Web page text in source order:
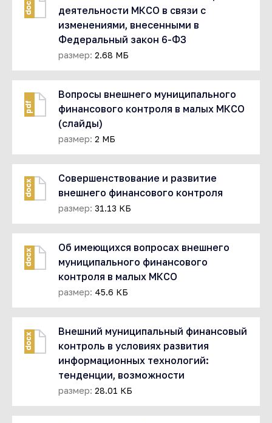
docx
деятельности МКСО в связи с
изменениями, внесенными в
Федеральный закон 6-ФЗ
размер: 2.68 МБ
pdf
Вопросы внешнего муниципального
финансового контроля в малых МКСО
(слайды)
размер: 2 МБ
docx
Совершенствование и развитие
внешнего финансового контроля
размер: 31.13 КБ
docx
Об имеющихся вопросах внешнего
муниципального финансового
контроля в малых МКСО
размер: 45.6 КБ
docx
Внешний муниципальный финансовый
контроль в условиях развития
информационных технологий:
тенденции, возможности
размер: 28.01 КБ